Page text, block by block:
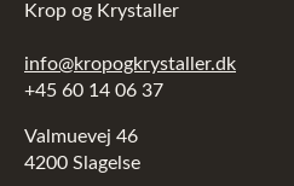
Krop og Krystaller
info@kropogkrystaller.dk
+45 60 14 06 37
Valmuevej 46
4200 Slagelse